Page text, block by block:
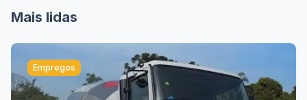
Mais lidas
Empregos